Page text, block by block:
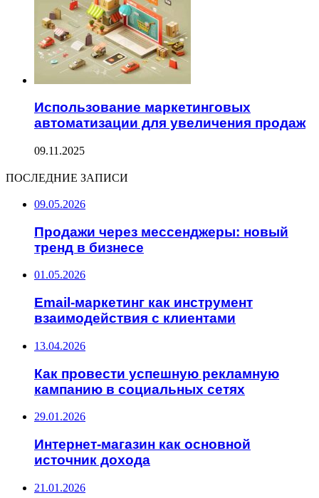
Использование маркетинговых
автоматизации для увеличения продаж
09.11.2025
ПОСЛЕДНИЕ ЗАПИСИ
09.05.2026
Продажи через мессенджеры: новый
тренд в бизнесе
01.05.2026
Email-маркетинг как инструмент
взаимодействия с клиентами
13.04.2026
Как провести успешную рекламную
кампанию в социальных сетях
29.01.2026
Интернет-магазин как основной
источник дохода
21.01.2026